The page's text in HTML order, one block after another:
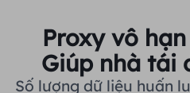
Proxy vô
Giúp nhà tái
Số lượng dữ liệu huấn